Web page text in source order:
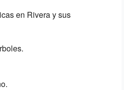
en Rivera y sus